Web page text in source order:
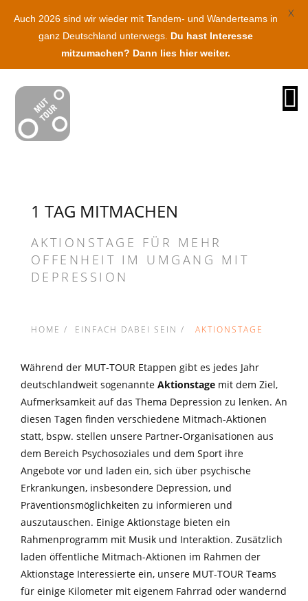
1 TAG MITMACHEN
AKTIONSTAGE FÜR MEHR
OFFENHEIT IM UMGANG MIT
DEPRESSION
HOME EINFACH DABEI SEIN AKTIONSTAGE
Während der MUT-TOUR Etappen gibt es jedes Jahr
deutschlandweit sogenannte Aktionstage mit dem Ziel,
Aufmerksamkeit auf das Thema Depression zu lenken. An
diesen Tagen finden verschiedene Mitmach-Aktionen
statt, bspw. stellen unsere Partner-Organisationen aus
dem Bereich Psychosoziales und dem Sport ihre
Angebote vor und laden ein, sich über psychische
Erkrankungen, insbesondere Depression, und
Präventionsmöglichkeiten zu informieren und
auszutauschen. Einige Aktionstage bieten ein
Rahmenprogramm mit Musik und Interaktion. Zusätzlich
laden öffentliche Mitmach-Aktionen im Rahmen der
Aktionstage Interessierte ein, unsere MUT-TOUR Teams
für einige Kilometer mit eigenem Fahrrad oder wandernd
Auch 2026 sind wir wieder mit Tandem- und Wanderteams in
ganz Deutschland unterwegs. Du hast Interesse
mitzumachen? Dann lies hier weiter.
X